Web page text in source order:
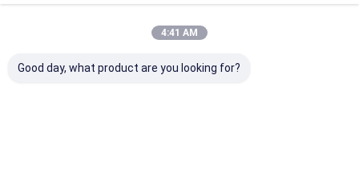
4:41 AM
Good day, what product are you looking for?